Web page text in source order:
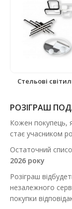
Стельові
РОЗІГРАШ
Кожен покупець,
стає учасником
Остаточний
2026 року
Розіграш
незалежного
покупки